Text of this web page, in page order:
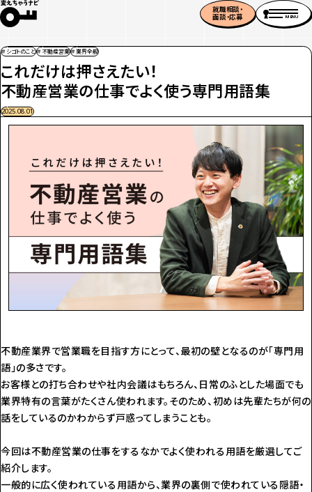
就職相談・
面談・応募
MENU
＃シゴトのこと＃不動産営業＃業界全般
これだけは押さえたい！
不動産営業の仕事でよく使う専門用語集
2025.08.01
不動産業界で営業職を目指す方にとって、最初の壁となるのが「専門用
語」の多さです。
お客様との打ち合わせや社内会議はもちろん、日常のふとした場面でも
業界特有の言葉がたくさん使われます。そのため、初めは先輩たちが何の
話をしているのかわからず戸惑ってしまうことも。
今回は不動産営業の仕事をするなかでよく使われる用語を厳選してご
紹介します。
一般的に広く使われている用語から、業界の裏側で使われている隠語・